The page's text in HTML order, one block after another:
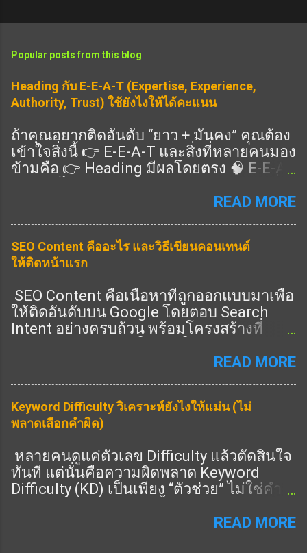
Popular posts from this blog
Heading กับ E-E-A-T (Expertise, Experience,
Authority, Trust) ใช้ยังไงให้ได้คะแนน
ถ้าคุณอยากติดอันดับ “ยาว + มั่นคง” คุณต้อง
เข้าใจสิ่งนี้ 👉 E-E-A-T และสิ่งที่หลายคนมอง
ข้ามคือ 👉 Heading มีผลโดยตรง 🧠 E-E-A-
ว่าเนื้อหาคุณ: Expertise (ความเชี่ยวชาญ)
ครบ = อันดับดีขึ้น 🎯 Heading ช่วย E-E-A-T
ยังไง ✔️ 1. แสดง Expertise 👉 ใช้ Heading
ครอบคลุมลึก ✔️ 2. แสดง Experience 👉 มี
หัวข้อ “ประสบการณ์จริง” ✔️ 3. แสดง
Authority 👉 มีหัวข้อครบทุกมุม ✔️ 4. แสดง
Trust 👉 มี FAQ / ข้อมูลชัด 🔧 วิธีเขียน
1. เพิ่ม Heading “ประสบการณ์” 👉 เช่น: จาก
ประสบการณ์จริง 🔥 2. เพิ่ม Heading “ข้อมูล
เชิงลึก” 👉 เช่น: เทคนิคขั้นสูง วิเคราะห์ 🔥 3.
เพิ่ม Heading “คำถาม” 👉 เช่น: FAQ 📊 สูตร
E-E-A-T Heading H1 = keyword หลัก H2 =
ครอบคลุม + เชี่ยวชาญ H3 = ลึก + ราย
ละเอียด 👉 ครบ = ได้คะแนน ⚠️ จุดพลาดที่
ต้องเลี่ยง ❌ เขียนผิว ๆ 👉 ไม่มีความลึก ❌
ไม่มีประสบการณ์ 👉 ไม่น่าเชื่อถือ ❌ ไม่มี
โครงสร้าง 👉 Google มองไม่ออก 🚀 เทคนิค
READ MORE
SEO Content คืออะไร และวิธีเขียนคอนเทนต์
ให้ติดหน้าแรก
SEO Content คือเนื้อหาที่ถูกออกแบบมาเพื่อ
ให้ติดอันดับบน Google โดยตอบ Search
Intent อย่างครบถ้วน พร้อมโครงสร้างที่
SEO ไม่ใช่แค่ใส่คีย์เวิร์ด แต่คือการสร้าง
เนื้อหาที่: ตรงกับคำค้นหา ตอบคำถามผู้ใช้
ครบถ้วน มีโครงสร้างชัดเจน มีคุณภาพสูง
รองรับทั้ง SEO และ AEO SEO Content ที่ดี
ต้องตอบทั้ง “คนอ่าน” และ “อัลกอริทึม” ②
SEO Content ต่างจากบทความทั่วไปอย่างไร
บทความทั่วไป: เขียนตามความรู้สึก ไม่มี
Content: เริ่มจาก Keyword Research
READ MORE
Keyword Difficulty วิเคราะห์ยังไงให้แม่น (ไม่
พลาดเลือกคำผิด)
หลายคนดูแค่ตัวเลข Difficulty แล้วตัดสินใจ
ทันที แต่นั่นคือความผิดพลาด Keyword
Difficulty (KD) เป็นเพียง “ตัวช่วย” ไม่ใช่คำ
KD แบบมืออาชีพ ① Keyword Difficulty คือ
READ MORE